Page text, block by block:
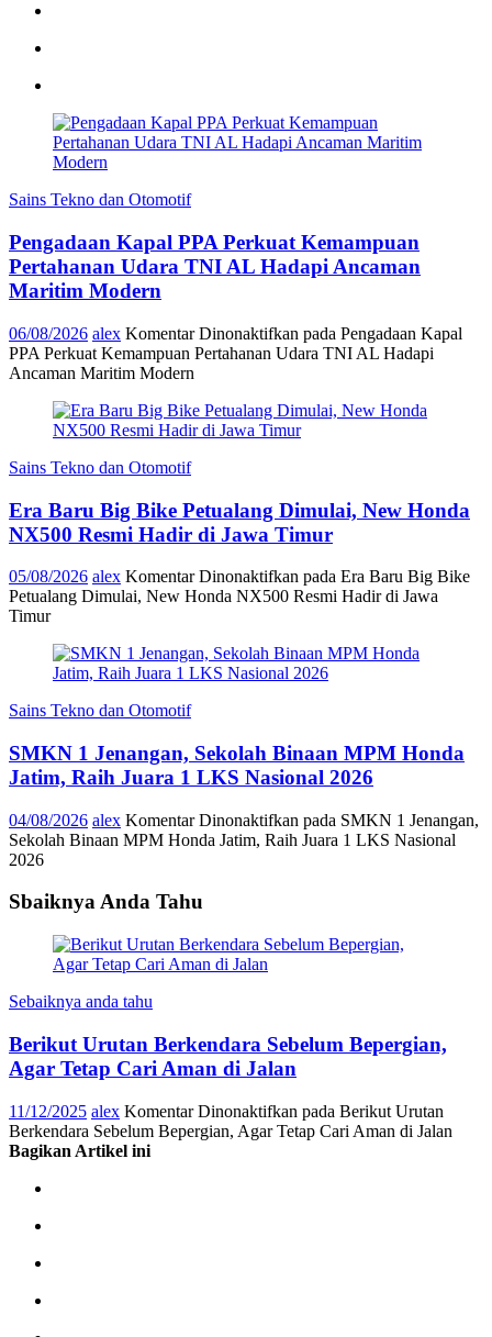
Sains Tekno dan Otomotif
Pengadaan Kapal PPA Perkuat Kemampuan
Pertahanan Udara TNI AL Hadapi Ancaman
Maritim Modern
06/08/2026 alex Komentar Dinonaktifkan pada Pengadaan Kapal
PPA Perkuat Kemampuan Pertahanan Udara TNI AL Hadapi
Ancaman Maritim Modern
Sains Tekno dan Otomotif
Era Baru Big Bike Petualang Dimulai, New Honda
NX500 Resmi Hadir di Jawa Timur
05/08/2026 alex Komentar Dinonaktifkan pada Era Baru Big Bike
Petualang Dimulai, New Honda NX500 Resmi Hadir di Jawa
Timur
Sains Tekno dan Otomotif
SMKN 1 Jenangan, Sekolah Binaan MPM Honda
Jatim, Raih Juara 1 LKS Nasional 2026
04/08/2026 alex Komentar Dinonaktifkan pada SMKN 1 Jenangan,
Sekolah Binaan MPM Honda Jatim, Raih Juara 1 LKS Nasional
2026
Sbaiknya Anda Tahu
Sebaiknya anda tahu
Berikut Urutan Berkendara Sebelum Bepergian,
Agar Tetap Cari Aman di Jalan
11/12/2025 alex Komentar Dinonaktifkan pada Berikut Urutan
Berkendara Sebelum Bepergian, Agar Tetap Cari Aman di Jalan
Bagikan Artikel ini